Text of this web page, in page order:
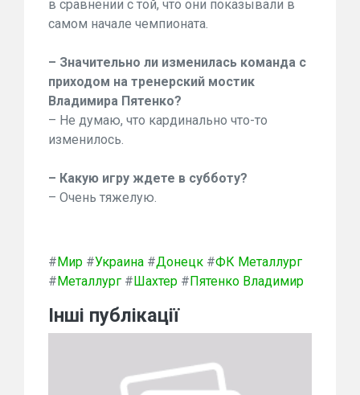
в сравнении с той, что они показывали в
самом начале чемпионата.
– Значительно ли изменилась команда с
приходом на тренерский мостик
Владимира Пятенко?
– Не думаю, что кардинально что-то
изменилось.
– Какую игру ждете в субботу?
– Очень тяжелую.
#Мир #Украина #Донецк #ФК Металлург
#Металлург #Шахтер #Пятенко Владимир
Інші публікації